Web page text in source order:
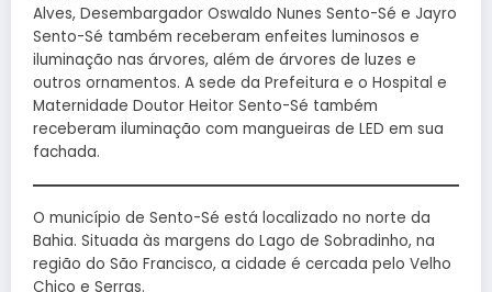
Alves, Desembargador Oswaldo Nunes Sento-Sé e Jayro
Sento-Sé também receberam enfeites luminosos e
iluminação nas árvores, além de árvores de luzes e
outros ornamentos. A sede da Prefeitura e o Hospital e
Maternidade Doutor Heitor Sento-Sé também
receberam iluminação com mangueiras de LED em sua
fachada.
O município de Sento-Sé está localizado no norte da
Bahia. Situada às margens do Lago de Sobradinho, na
região do São Francisco, a cidade é cercada pelo Velho
Chico e Serras.